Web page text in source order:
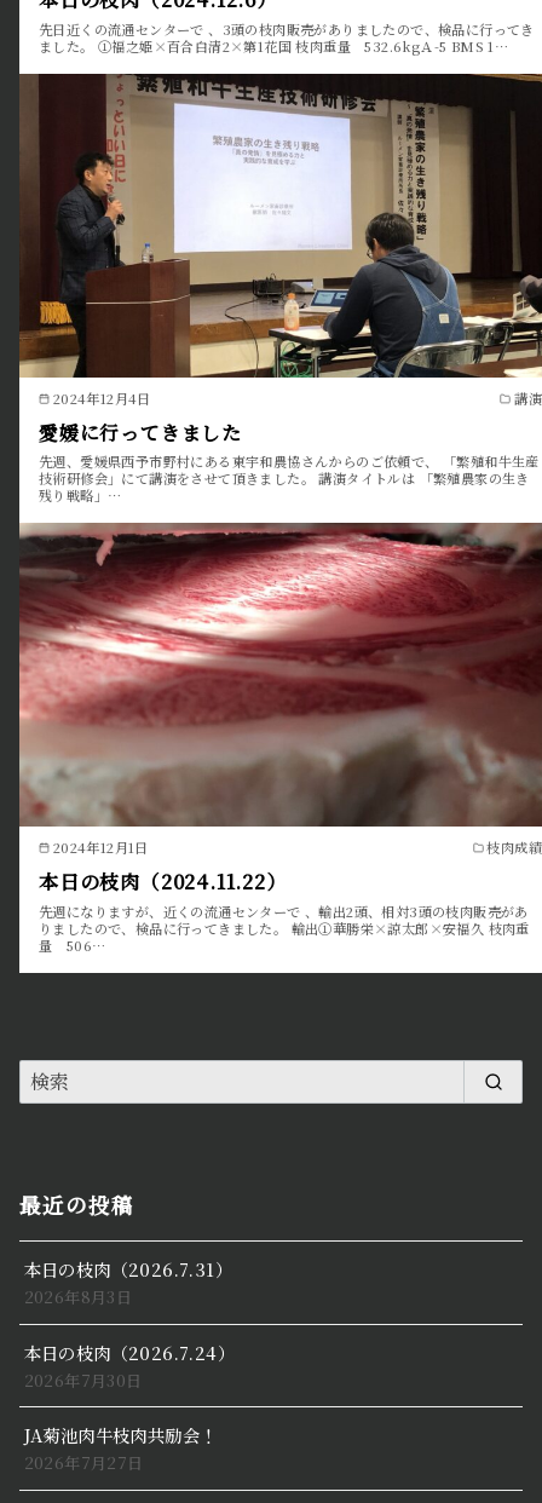
先日近くの流通センターで 、3頭の枝肉販売がありましたので、検品に行ってき
ました。 ①福之姫×百合白清2×第1花国 枝肉重量 532.6kgＡ-5 BMS 1…
2024年12月4日 講演
愛媛に行ってきました
先週、愛媛県西予市野村にある東宇和農協さんからのご依頼で、 「繁殖和牛生産
技術研修会」にて講演をさせて頂きました。 講演タイトルは 「繁殖農家の生き
残り戦略」…
2024年12月1日 枝肉成績
本日の枝肉（2024.11.22）
先週になりますが、近くの流通センターで 、輸出2頭、相対3頭の枝肉販売があ
りましたので、検品に行ってきました。 輸出①華勝栄×諒太郎×安福久 枝肉重
量 506…
最近の投稿
本日の枝肉（2026.7.31）
2026年8月3日
本日の枝肉（2026.7.24）
2026年7月30日
JA菊池肉牛枝肉共励会！
2026年7月27日